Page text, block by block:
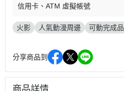
信用卡
ATM 虛擬帳號
火影 人氣動漫周邊 可動完成品
分享商品到
商品詳情